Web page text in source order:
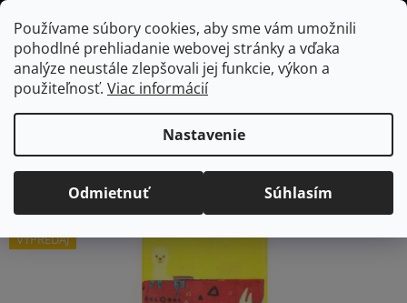
Používame súbory cookies, aby sme vám umožnili
pohodlné prehliadanie webovej stránky a vďaka
analýze neustále zlepšovali jej funkcie, výkon a
použiteľnosť. Viac informácií
Nastavenie
Odmietnuť Súhlasím
Prejsť
na
obsah
Hľadať
Domov
/ Kuchyňa / Voskové obrúsky / Včelobaly
Včelobal KOMBO
zvieratká, 4 ks
Včelobal KOMBO
zvieratká, 4 ks
Priemerné
hodnotenie
je
Neohodnotené
Podrobnosti hodnotenia
VÝPREDAJ